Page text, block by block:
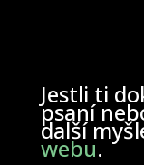
Jestli ti
psaní
další
webu.